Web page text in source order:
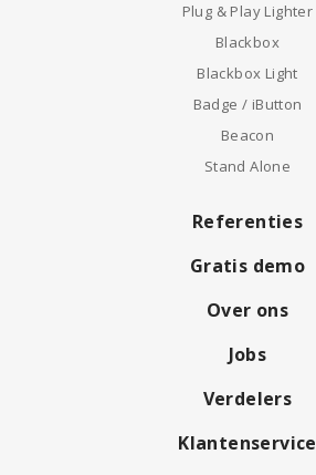
Plug & Play Lighter
Blackbox
Blackbox Light
Badge / iButton
Beacon
Stand Alone
Referenties
Gratis demo
Over ons
Jobs
Verdelers
Klantenservice